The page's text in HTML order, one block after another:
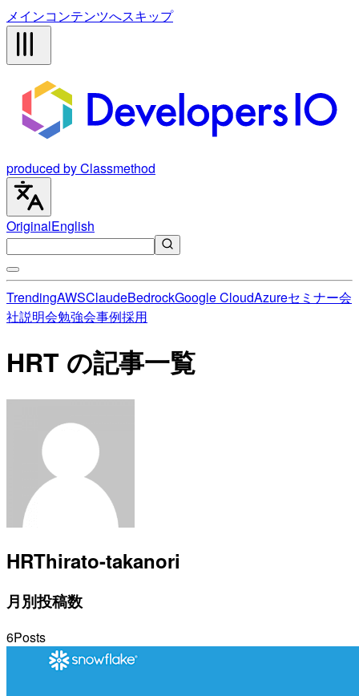
メインコンテンツへスキップ
produced by Classmethod
OriginalEnglish
TrendingAWSClaudeBedrockGoogle CloudAzureセミナー会
社説明会勉強会事例採用
HRT の記事一覧
HRThirato-takanori
月別投稿数
6Posts